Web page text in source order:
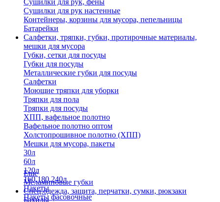
Сушилки для рук, фены
Сушилки для рук настенные
Контейнеры, корзины для мусора, пепельницы
Батарейки
Салфетки, тряпки, губки, протирочные материалы,
мешки для мусора
Губки, сетки для посуды
Губки для посуды
Металлические губки для посуды
Салфетки
Моющие тряпки для уборки
Тряпки для пола
Тряпки для посуды
ХПП, вафельное полотно
Вафельное полотно оптом
Холстопрошивное полотно (ХПП)
Мешки для мусора, пакеты
30л
60л
120л
160,180,240л
Пакеты
Пакеты фасовочные
Еще
Меламиновые губки
Спец.одежда, защита, перчатки, сумки, рюкзаки
Бахилы